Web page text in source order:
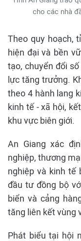
cho các nhà
Theo quy hoạch,
hiện đại và bền
tạo, chuyển đổi
lực tăng trưởng.
theo 4 hành lang
kinh tế - xã hội,
khu vực biên giới.
An Giang xác
nghiệp, thương
nghiệp và kinh tế
đầu tư đồng bộ
biển và cảng
tăng liên kết vùng
Phát biểu tại hội